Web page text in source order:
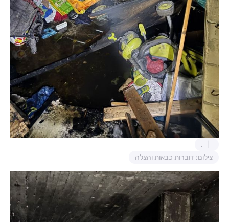
.
צילום: דוברות כבאות והצלה